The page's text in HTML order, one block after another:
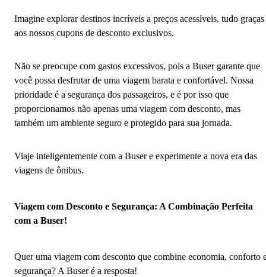
Imagine explorar destinos incríveis a preços acessíveis, tudo graças
aos nossos cupons de desconto exclusivos.
Não se preocupe com gastos excessivos, pois a Buser garante que
você possa desfrutar de uma viagem barata e confortável. Nossa
prioridade é a segurança dos passageiros, e é por isso que
proporcionamos não apenas uma viagem com desconto, mas
também um ambiente seguro e protegido para sua jornada.
Viaje inteligentemente com a Buser e experimente a nova era das
viagens de ônibus.
Viagem com Desconto e Segurança: A Combinação Perfeita
com a Buser!
Quer uma viagem com desconto que combine economia, conforto
segurança? A Buser é a resposta!